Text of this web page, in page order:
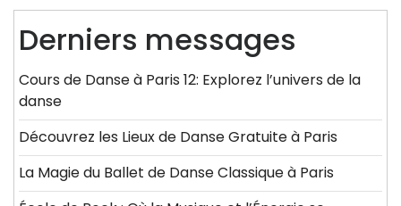
Derniers messages
Cours de Danse à Paris 12: Explorez l’univers de la
danse
Découvrez les Lieux de Danse Gratuite à Paris
La Magie du Ballet de Danse Classique à Paris